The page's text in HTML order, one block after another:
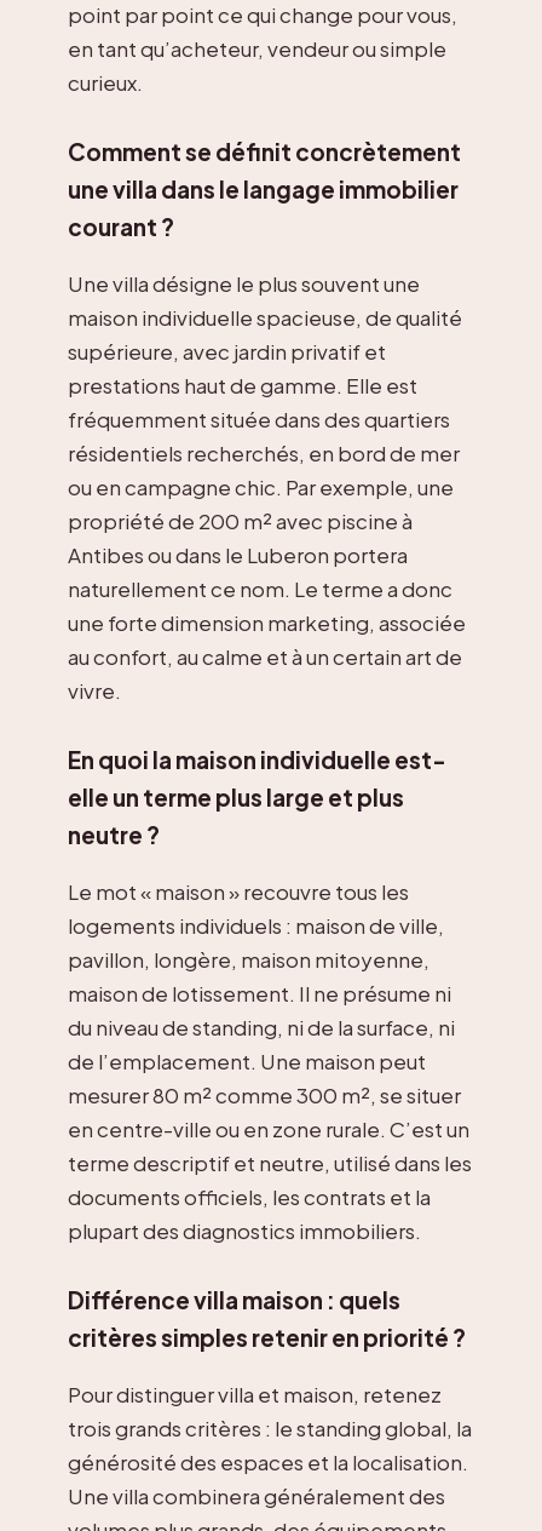
point par point ce qui change pour vous,
en tant qu’acheteur, vendeur ou simple
curieux.
Comment se définit concrètement
une villa dans le langage immobilier
courant ?
Une villa désigne le plus souvent une
maison individuelle spacieuse, de qualité
supérieure, avec jardin privatif et
prestations haut de gamme. Elle est
fréquemment située dans des quartiers
résidentiels recherchés, en bord de mer
ou en campagne chic. Par exemple, une
propriété de 200 m² avec piscine à
Antibes ou dans le Luberon portera
naturellement ce nom. Le terme a donc
une forte dimension marketing, associée
au confort, au calme et à un certain art de
vivre.
En quoi la maison individuelle est-
elle un terme plus large et plus
neutre ?
Le mot « maison » recouvre tous les
logements individuels : maison de ville,
pavillon, longère, maison mitoyenne,
maison de lotissement. Il ne présume ni
du niveau de standing, ni de la surface, ni
de l’emplacement. Une maison peut
mesurer 80 m² comme 300 m², se situer
en centre-ville ou en zone rurale. C’est un
terme descriptif et neutre, utilisé dans les
documents officiels, les contrats et la
plupart des diagnostics immobiliers.
Différence villa maison : quels
critères simples retenir en priorité ?
Pour distinguer villa et maison, retenez
trois grands critères : le standing global, la
générosité des espaces et la localisation.
Une villa combinera généralement des